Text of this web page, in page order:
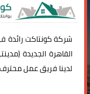
شركةكونتاكترائدة
القاهرة الجديدة (
لدينا فريق عمل